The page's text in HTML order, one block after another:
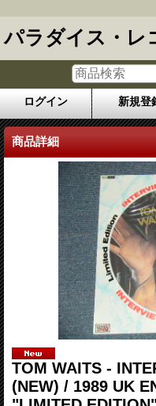
パラダイス・レ
ログイン 新規登
商品詳細
TOM WAITS -
(NEW) / 1989 UK